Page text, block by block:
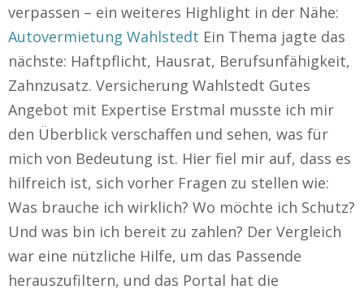
verpassen – ein weiteres Highlight in der Nähe:
Autovermietung Wahlstedt Ein Thema jagte das
nächste: Haftpflicht, Hausrat, Berufsunfähigkeit,
Zahnzusatz. Versicherung Wahlstedt Gutes
Angebot mit Expertise Erstmal musste ich mir
den Überblick verschaffen und sehen, was für
mich von Bedeutung ist. Hier fiel mir auf, dass es
hilfreich ist, sich vorher Fragen zu stellen wie:
Was brauche ich wirklich? Wo möchte ich Schutz?
Und was bin ich bereit zu zahlen? Der Vergleich
war eine nützliche Hilfe, um das Passende
herauszufiltern, und das Portal hat die